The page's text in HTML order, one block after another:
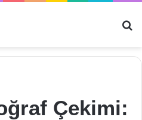
Çekimi: